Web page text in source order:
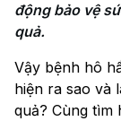
động bảo vệ
quả.
Vậy bệnh hô
hiện ra sao và
quả? Cùng tìm